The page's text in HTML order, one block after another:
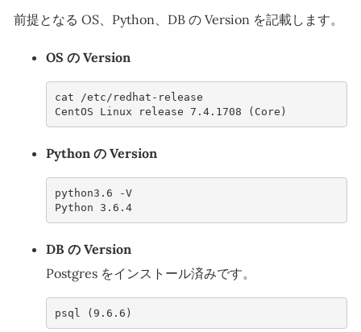
前提となる OS、Python、DB の Version を記載します。
OS の Version
cat /etc/redhat-release
CentOS Linux release 7.4.1708 (Core)
Python の Version
python3.6 -V
Python 3.6.4
DB の Version
Postgres をインストール済みです。
psql (9.6.6)